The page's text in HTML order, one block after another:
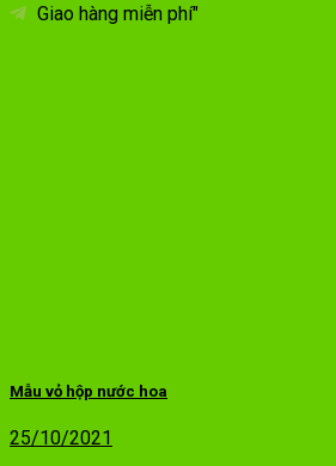
Giao hàng miễn phí"
Mẫu vỏ hộp nước hoa
25/10/2021